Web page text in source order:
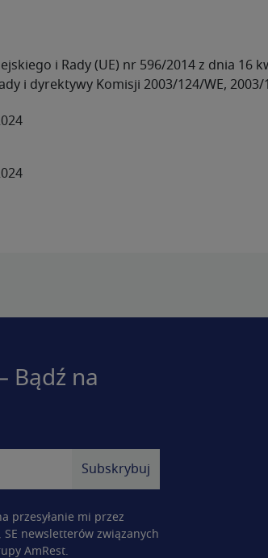
i Rady (UE) nr 596/2014 z dnia
i dyrektywy Komisji 2003/124/WE, 2003/
Bądź na
przesyłanie mi przez
SE newsletterów związanych
AmRest.